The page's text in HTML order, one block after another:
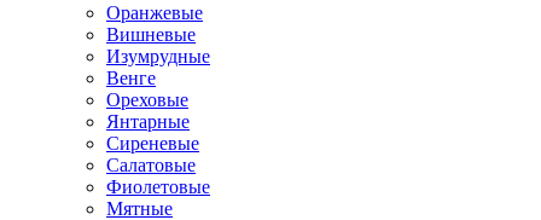
Оранжевые
Вишневые
Изумрудные
Венге
Ореховые
Янтарные
Сиреневые
Салатовые
Фиолетовые
Мятные